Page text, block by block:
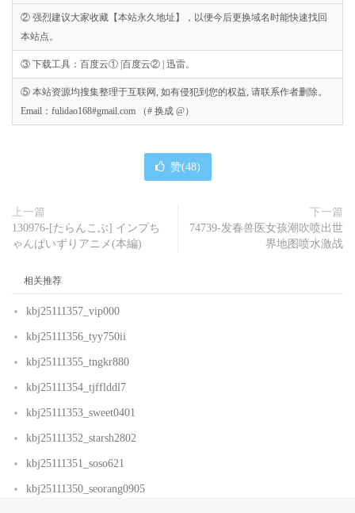
② 强烈建议大家收藏【本站永久地址】，以便今后更换域名时能快速找回
本站点。
③ 下载工具：百度云① |百度云② | 迅雷。
⑤ 本站资源均搜集整理于互联网, 如有侵犯到您的权益, 请联系作者删除。
Email：fulidao168#gmail.com （# 换成 @）
赞(48)
上一篇
130976-[たらんこぶ] インプち
ゃんぱいずりアニメ(本編)
下一篇
74739-发春兽医女孩潮吹喷出世
界地图喷水激战
相关推荐
kbj25111357_vip000
kbj25111356_tyy750ii
kbj25111355_tngkr880
kbj25111354_tjfflddl7
kbj25111353_sweet0401
kbj25111352_starsh2802
kbj25111351_soso621
kbj25111350_seorang0905